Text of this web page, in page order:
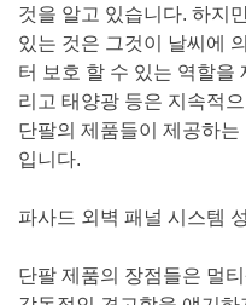
것을 알고 있습니다. 하지
있는 것은 그것이 날씨에
터 보호 할 수 있는 역할을
리고 태양광 등은 지속적
단팔의 제품들이 제공하
입니다.
파사드 외벽 패널 시스템
단팔 제품의 장점들은 멀